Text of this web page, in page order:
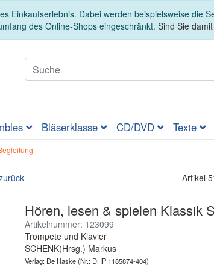
Einkaufserlebnis. Dabei werden beispielsweise die
des Online-Shops eingeschränkt. Sind Sie
Bläserklasse CD/DVD Texte
Artikel
Hören, lesen & spielen Klassik
Artikelnummer: 123099
Trompete und Klavier
SCHENK(Hrsg.) Markus
Verlag: De Haske(Nr.: DHP 1185874-404)